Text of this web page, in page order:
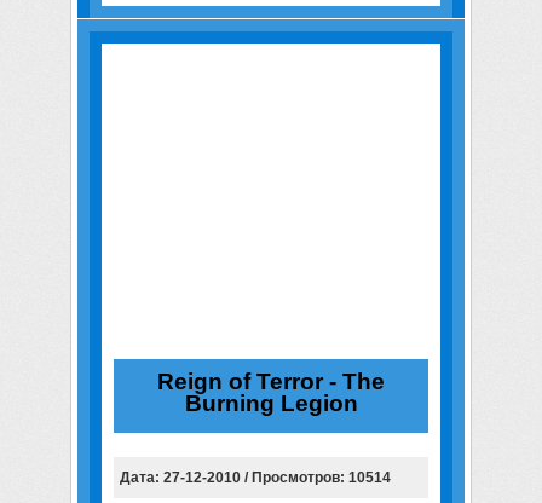
Reign of Terror - The
Burning Legion
Дата: 27-12-2010 / Просмотров: 10514